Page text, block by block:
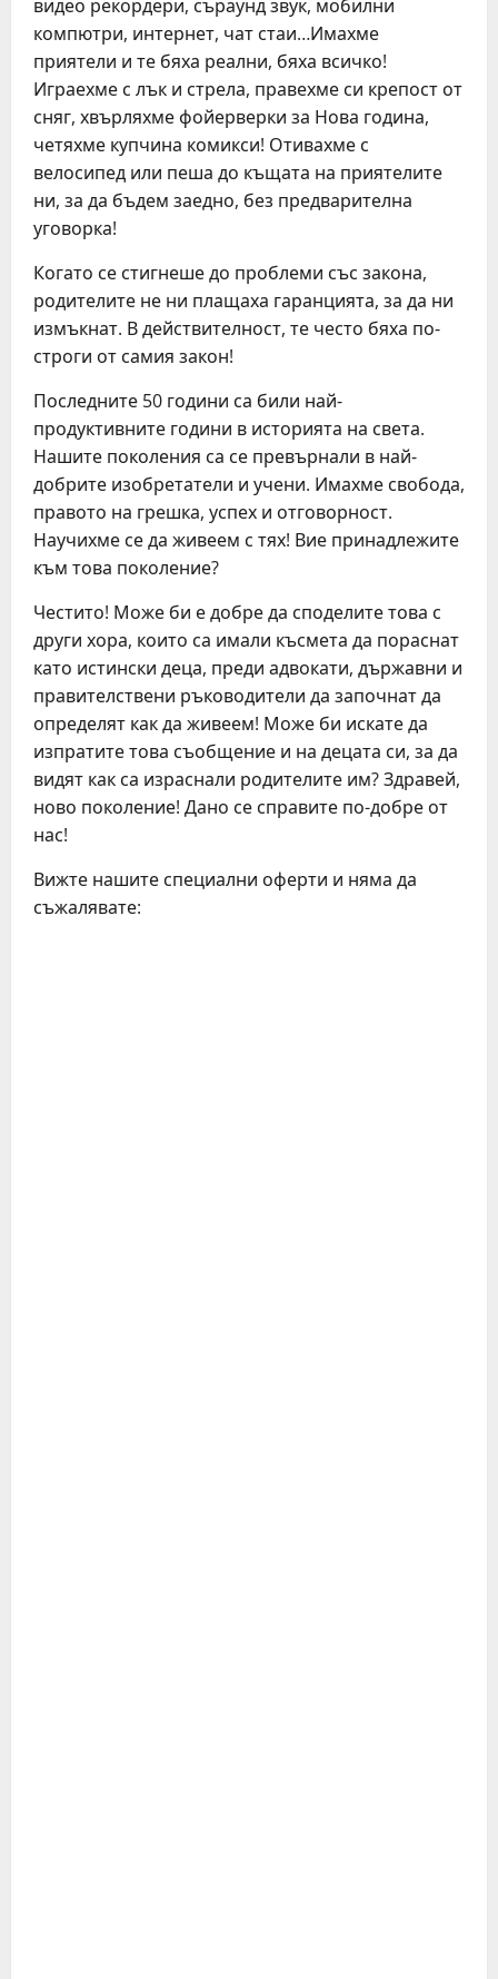
видео рекордери, съраунд звук, мобилни
компютри, интернет, чат стаи…Имахме
приятели и те бяха реални, бяха всичко!
Играехме с лък и стрела, правехме си крепост от
сняг, хвърляхме фойерверки за Нова година,
четяхме купчина комикси! Отивахме с
велосипед или пеша до къщата на приятелите
ни, за да бъдем заедно, без предварителна
уговорка!
Когато се стигнеше до проблеми със закона,
родителите не ни плащаха гаранцията, за да ни
измъкнат. В действителност, те често бяха по‐
строги от самия закон!
Последните 50 години са били най‐
продуктивните години в историята на света.
Нашите поколения са се превърнали в най‐
добрите изобретатели и учени. Имахме свобода,
правото на грешка, успех и отговорност.
Научихме се да живеем с тях! Вие принадлежите
към това поколение?
Честито! Може би е добре да споделите това с
други хора, които са имали късмета да пораснат
като истински деца, преди адвокати, държавни и
правителствени ръководители да започнат да
определят как да живеем! Може би искате да
изпратите това съобщение и на децата си, за да
видят как са израснали родителите им? Здравей,
ново поколение! Дано се справите по-добре от
нас!
Вижте нашите специални оферти и няма да
съжалявате: